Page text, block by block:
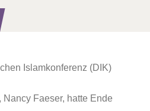
Faeser, hatte Ende